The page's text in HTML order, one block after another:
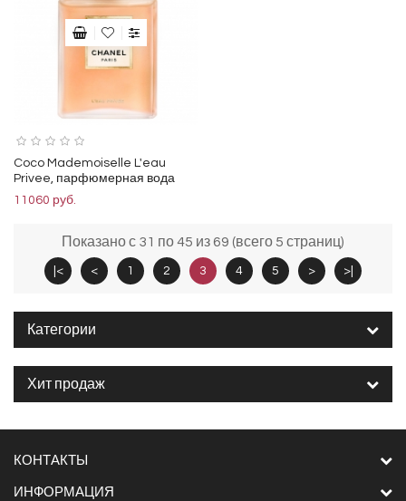
Coco Mademoiselle L'eau
Privee, парфюмерная вода
11060 руб.
Показано с 31 по 45 из 69 (всего 5 страниц)
|< < 1 2 3 4 5 > >|
Категории
Хит продаж
КОНТАКТЫ
ИНФОРМАЦИЯ